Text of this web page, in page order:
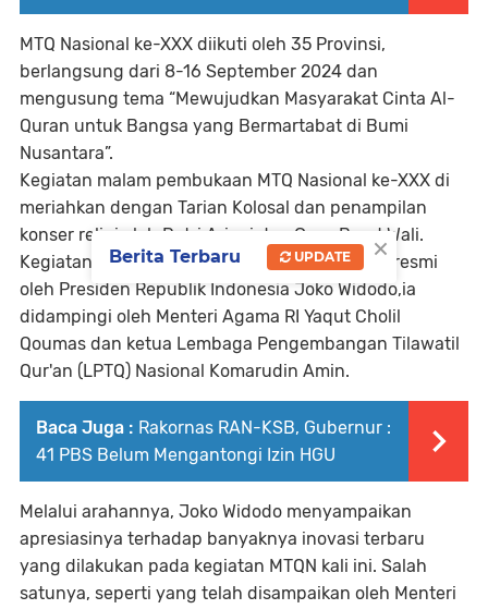
MTQ Nasional ke-XXX diikuti oleh 35 Provinsi,
berlangsung dari 8-16 September 2024 dan
mengusung tema “Mewujudkan Masyarakat Cinta Al-
Quran untuk Bangsa yang Bermartabat di Bumi
Nusantara”.
Kegiatan malam pembukaan MTQ Nasional ke-XXX di
meriahkan dengan Tarian Kolosal dan penampilan
konser religi oleh Putri Ariani dan Grup Band Wali.
Kegiatan MTQ Nasional ke-XXX dibuka secara resmi
oleh Presiden Republik Indonesia Joko Widodo,ia
didampingi oleh Menteri Agama RI Yaqut Cholil
Qoumas dan ketua Lembaga Pengembangan Tilawatil
Qur'an (LPTQ) Nasional Komarudin Amin.
Baca Juga : Rakornas RAN-KSB, Gubernur :
41 PBS Belum Mengantongi Izin HGU
Melalui arahannya, Joko Widodo menyampaikan
apresiasinya terhadap banyaknya inovasi terbaru
yang dilakukan pada kegiatan MTQN kali ini. Salah
satunya, seperti yang telah disampaikan oleh Menteri
×
Berita Terbaru UPDATE